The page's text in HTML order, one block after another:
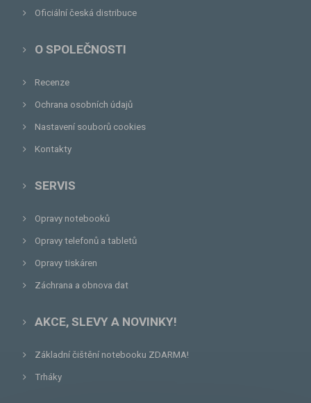
Oficiální česká distribuce
O SPOLEČNOSTI
Recenze
Ochrana osobních údajů
Nastavení souborů cookies
Kontakty
SERVIS
Opravy notebooků
Opravy telefonů a tabletů
Opravy tiskáren
Záchrana a obnova dat
AKCE, SLEVY A NOVINKY!
Základní čištění notebooku ZDARMA!
Trháky